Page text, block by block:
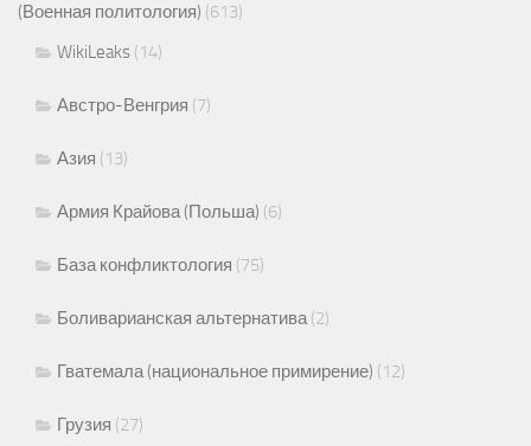
(Военная политология) (613)
WikiLeaks (14)
Австро-Венгрия (7)
Азия (13)
Армия Крайова (Польша) (6)
База конфликтология (75)
Боливарианская альтернатива(2)
Гватемала (национальное примирение) (12)
Грузия (27)